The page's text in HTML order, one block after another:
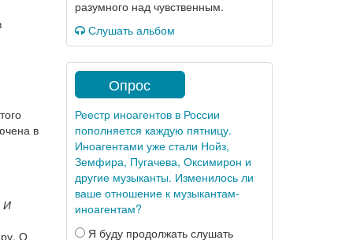
в
И
О
разумного над чувственным.
Слушать альбом
Опрос
Реестр иноагентов в России
пополняется каждую пятницу.
Иноагентами уже стали Нойз,
Земфира, Пугачева, Оксимирон и
другие музыканты. Изменилось ли
ваше отношение к музыкантам-
иноагентам?
Я буду продолжать слушать